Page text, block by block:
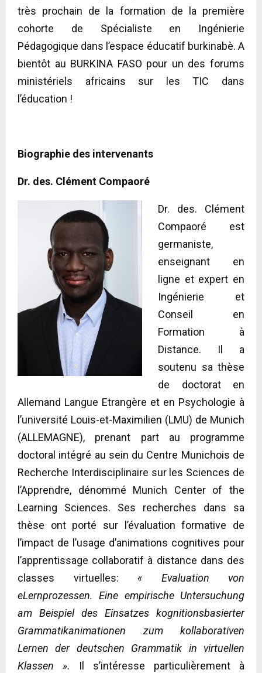
très prochain de la formation de la première
cohorte de Spécialiste en Ingénierie
Pédagogique dans l’espace éducatif burkinabè. A
bientôt au BURKINA FASO pour un des forums
ministériels africains sur les TIC dans
l’éducation !
Biographie des intervenants
Dr. des. Clément Compaoré
Dr. des. Clément
Compaoré est
germaniste,
enseignant en
ligne et expert en
Ingénierie et
Conseil en
Formation à
Distance. Il a
soutenu sa thèse
de doctorat en
Allemand Langue Etrangère et en Psychologie à
l’université Louis-et-Maximilien (LMU) de Munich
(ALLEMAGNE), prenant part au programme
doctoral intégré au sein du Centre Munichois de
Recherche Interdisciplinaire sur les Sciences de
l’Apprendre, dénommé Munich Center of the
Learning Sciences. Ses recherches dans sa
thèse ont porté sur l’évaluation formative de
l’impact de l’usage d’animations cognitives pour
l’apprentissage collaboratif à distance dans des
classes virtuelles: « Evaluation von
eLernprozessen.Eine empirische Untersuchung
am Beispiel des Einsatzes kognitionsbasierter
Grammatikanimationen zum kollaborativen
Lernen der deutschen Grammatik in virtuellen
Klassen ». Il s’intéresse particulièrement à